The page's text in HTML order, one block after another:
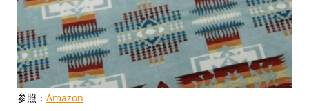
参照： Amazon